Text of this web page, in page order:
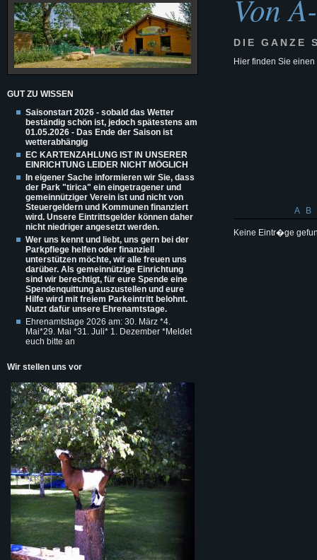
GUT ZU WISSEN
Saisonstart 2026 - sobald das Wetter
beständig schön ist, jedoch spätestens am
01.05.2026 - Das Ende der Saison ist
wetterabhängig
EC KARTENZAHLUNG IST IN UNSERER
EINRICHTUNG LEIDER NICHT MÖGLICH
In eigener Sache informieren wir Sie, dass
der Park "tirica" ein eingetragener und
gemeinnütziger Verein ist und nicht von
Steuergeldern und Kommunen finanziert
wird. Unsere Eintrittsgelder können daher
nicht niedriger angesetzt werden.
Wer uns kennt und liebt, uns gern bei der
Parkpflege helfen oder finanziell
unterstützen möchte, wir alle freuen uns
darüber. Als gemeinnützige Einrichtung
sind wir berechtigt, für eure Spende eine
Spendenquittung auszustellen und eure
Hilfe wird mit freiem Parkeintritt belohnt.
Nutzt dafür unsere Ehrenamtstage.
Ehrenamtstage 2026 am: 30. März *4.
Mai*29. Mai *31. Juli* 1. Dezember *Meldet
euch bitte an
Wir stellen uns vor
Von
DIE GANZE
Hier finden Sie
A B
Keine Eintr�ge